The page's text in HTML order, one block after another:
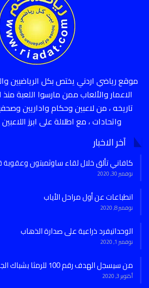
موقع رياضي اردني يختص بكل الرياضيين
تاريخه ، من لاعبين وحكام واداريين
واتحادات ، مع اطلالة على ابرز
آخر الاخبار
كافاني تألق خلال لقاء ساوثمبتون وعقوبة
نوفمبر 30, 2020
انطباعات عن أول مراحل الأياب
نوفمبر 8, 2020
الوحداتيفرد ذراعية على صدارة الذهاب
نوفمبر 1, 2020
من سيسجل الهدف رقم 100 للرمثا بشباك الجزيرة !!
أكتوبر 3, 2020